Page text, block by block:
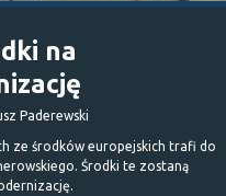
na
Paderewski
ze środków europejskich trafi do
Środki te zostaną